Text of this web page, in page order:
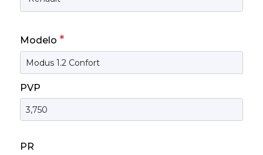
Modelo *
PVP
PR